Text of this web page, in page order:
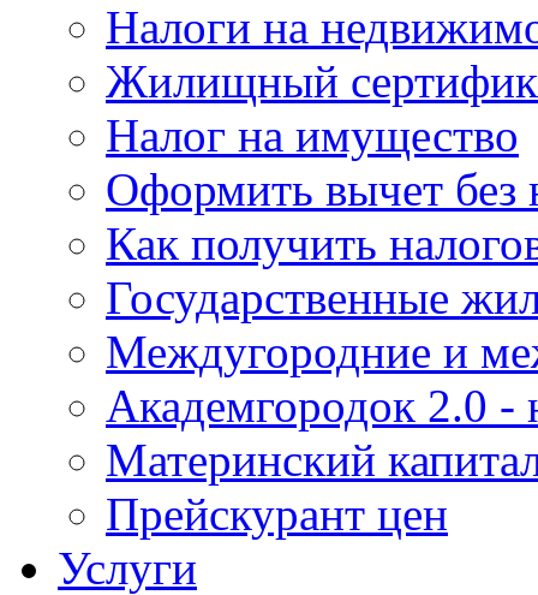
Налоги на
Жилищный
Налог на имущество
Оформить вычет без
Как получить
Государственные
Междугородние и
Академгородок 2.0 -
Материнский
Прейскурант цен
Услуги